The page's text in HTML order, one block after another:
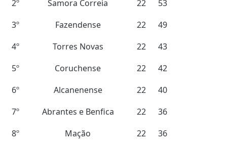
2º
Samora Correia 22
53
3º
Fazendense 22
49
4º
Torres Novas 22
43
5º
Coruchense 22
42
6º
Alcanenense 22
40
7º
Abrantes e Benfica 22
36
8º
Mação 22
36